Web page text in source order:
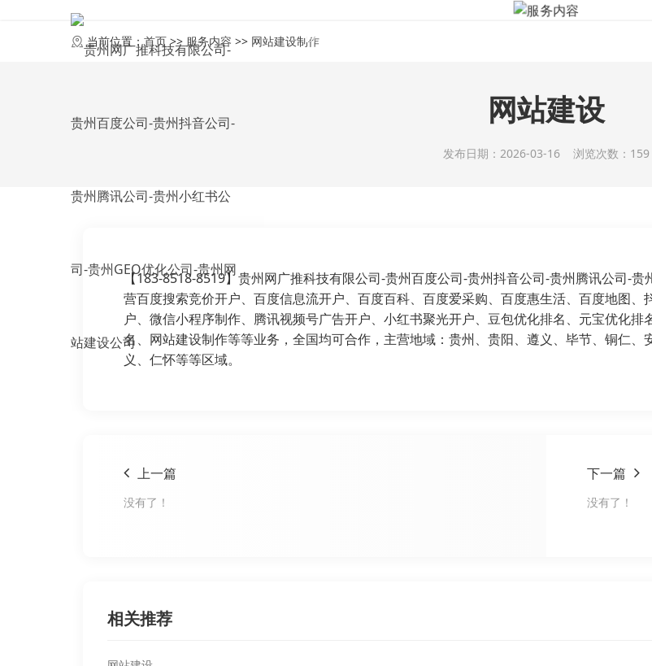
首页
当前位置：首页>> 服务内容 >> 网站建设制作
网站建设
发布日期：2026-03-16 浏览次数：159
【183-8518-8519】贵州网广推科技有限公司-贵州百度公司-贵州抖音公司-贵州腾讯公司-
营百度搜索竞价开户、百度信息流开户、百度百科、百度爱采购、百度惠生活、百度地图
户、微信小程序制作、腾讯视频号广告开户、小红书聚光开户、豆包优化排名、元宝优化
名、网站建设制作等等业务，全国均可合作，主营地域：贵州、贵阳、遵义、毕节、铜仁
义、仁怀等等区域。
上一篇
没有了！
下一篇
没有了！
相关推荐